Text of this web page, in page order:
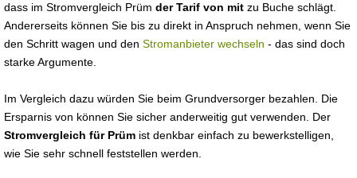
dass im Stromvergleich Prüm der Tarif von mit zu Buche schlägt.
Andererseits können Sie bis zu direkt in Anspruch nehmen, wenn Sie
den Schritt wagen und den Stromanbieter wechseln - das sind doch
starke Argumente.
Im Vergleich dazu würden Sie beim Grundversorger bezahlen. Die
Ersparnis von können Sie sicher anderweitig gut verwenden. Der
Stromvergleich für Prüm ist denkbar einfach zu bewerkstelligen,
wie Sie sehr schnell feststellen werden.